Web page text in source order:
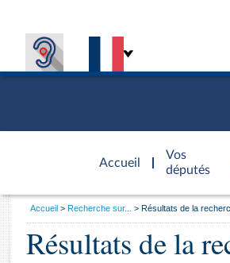
Accueil
d'accueil
Vos
députés
Général
Vous
Accueil Recherche sur... Résultats de la
Résultats de la